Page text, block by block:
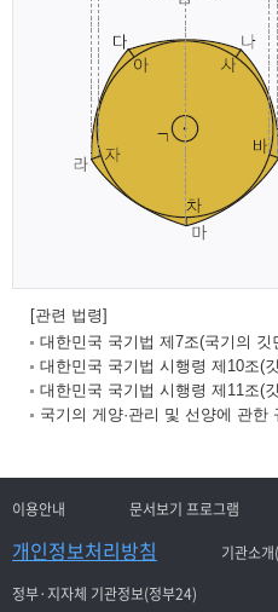
[관련 법령]
대한민국 국기법 제7조(국기의
대한민국 국기법 시행령 제10조(
대한민국 국기법 시행령 제11조(
국기의 게양·관리 및 선양에 관
이용안내 문서보기 프로그램
개인정보처리방침
기관소
정부·지자체 기관정보(정부24)